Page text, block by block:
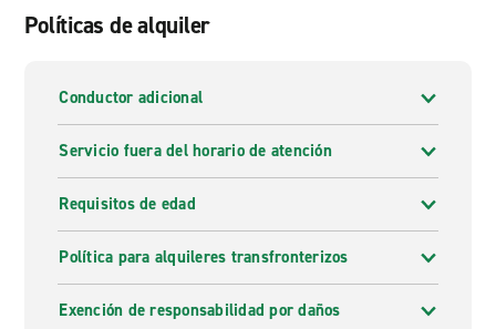
Políticas de alquiler
Conductor adicional
Servicio fuera del horario de atención
Requisitos de edad
Política para alquileres transfronterizos
Exención de responsabilidad por daños